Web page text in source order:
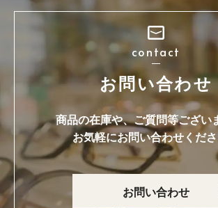
contact
お問い合わせ
商品の在庫や、ご質問等ござい
お気軽にお問い合わせくださ
お問い合わせ